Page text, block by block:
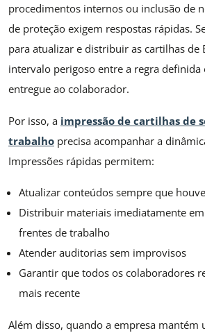
procedimentos internos ou inclusão de
de proteção exigem respostas rápidas.
para atualizar e distribuir as cartilhas de
intervalo perigoso entre a regra definida
entregue ao colaborador.
Por isso, a impressão de cartilhas de
trabalho precisa acompanhar a
Impressões rápidas permitem:
Atualizar conteúdos sempre que
Distribuir materiais imediatamente
frentes de trabalho
Atender auditorias sem improvisos
Garantir que todos os colaboradores
mais recente
Além disso, quando a empresa mantém